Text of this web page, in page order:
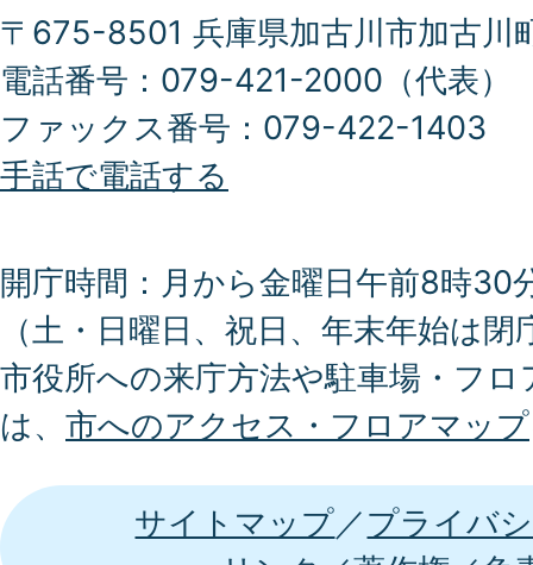
〒675-8501 兵庫県加古川市加古川
電話番号：079-421-2000（代表）
ファックス番号：079-422-1403
手話で電話する
開庁時間：月から金曜日午前8時30
（土・日曜日、祝日、年末年始は閉
市役所への来庁方法や駐車場・フ
は、 市へのアクセス・フロアマップ
サイトマップ
プライバ